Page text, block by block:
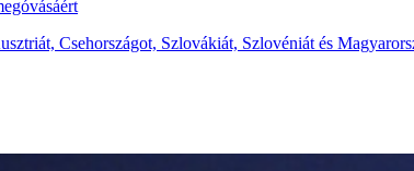
Csehországot, Szlovákiát, Szlovéniát és